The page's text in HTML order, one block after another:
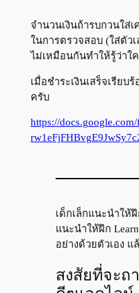
จำนวนเงินถ้ารบกวนใส่
ในการตรวจสอบ (ใส่ตัว
ไม่เหมือนกันทำให้รู้ว่าใ
เมื่อชำระเงินเสร็จเรีย
ครับ
https://
เด็กเล็กแนะนำให้
แนะนำให้ฝึก
อย่างด้วยตัวเอง แ
สงสัยที่จะถ